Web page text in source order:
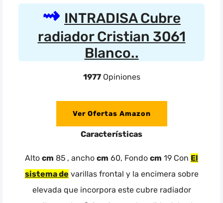
INTRADISA Cubre
radiador Cristian 3061
Blanco..
1977Opiniones
Ver Ofertas Amazon
Características
Alto cm 85 , ancho cm 60, Fondo cm 19 Con El
sistema de varillas frontal y la encimera sobre
elevada que incorpora este cubre radiador